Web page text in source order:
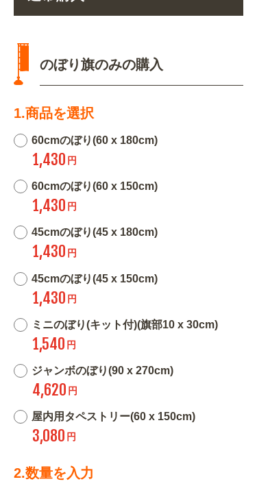
のぼり旗のみの購入
1.商品を選択
60cmのぼり(60 x 180cm)
1,430 円
60cmのぼり(60 x 150cm)
1,430 円
45cmのぼり(45 x 180cm)
1,430 円
45cmのぼり(45 x 150cm)
1,430 円
ミニのぼり(キット付)(旗部10 x 30cm)
1,540 円
ジャンボのぼり(90 x 270cm)
4,620 円
屋内用タペストリー(60 x 150cm)
3,080 円
2.数量を入力